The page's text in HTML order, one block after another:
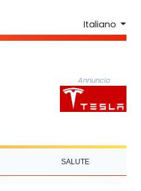
Italiano
Annuncio
SALUTE